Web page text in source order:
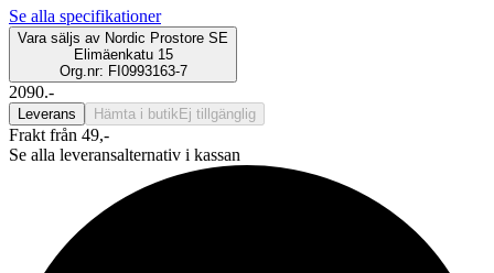
Se alla specifikationer
Vara säljs av Nordic Prostore SE
Elimäenkatu 15
Org.nr: FI0993163-7
2090.-
Leverans Hämta i butik Ej tillgänglig
Frakt från 49,-
Se alla leveransalternativ i kassan